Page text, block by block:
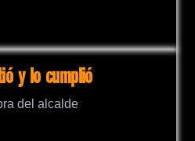
y lo cumplió